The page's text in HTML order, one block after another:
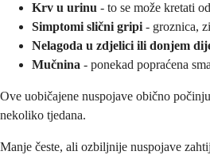
Krv u urinu - to se može kretati
Simptomi slični gripi - groznica,
Nelagoda u zdjelici ili donjem
Mučnina - ponekad popraćena
Ove uobičajene nuspojave obično
nekoliko tjedana.
Manje česte, ali ozbiljnije nuspojave